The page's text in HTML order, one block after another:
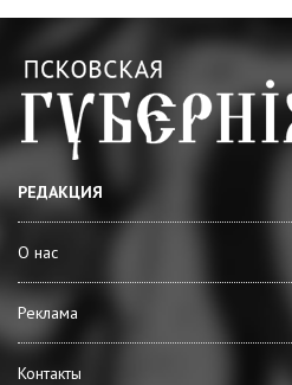
РЕДАКЦИЯ
О нас
Реклама
Контакты